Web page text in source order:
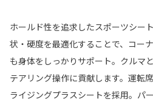
ホールド性を追求したスポーツシー
状・硬度を最適化することで、コー
も身体をしっかりサポート。クルマ
テアリング操作に貢献します。運転
ライジングプラスシートを採用。パ